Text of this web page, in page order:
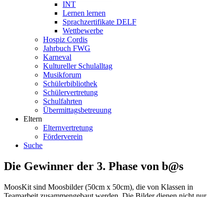
INT
Lernen lernen
Sprachzertifikate DELF
Wettbewerbe
Hospiz Cordis
Jahrbuch FWG
Karneval
Kultureller Schulalltag
Musikforum
Schülerbibliothek
Schülervertretung
Schulfahrten
Übermittagsbetreuung
Eltern
Elternvertretung
Förderverein
Suche
Die Gewinner der 3. Phase von b@s
MoosKit sind Moosbilder (50cm x 50cm), die von Klassen in